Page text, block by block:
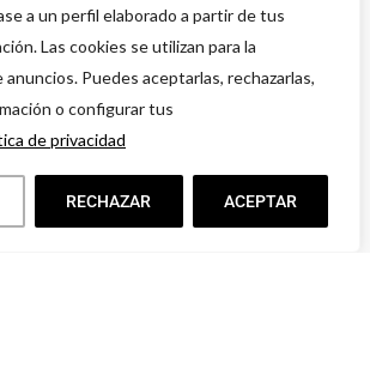
a un perfil elaborado a partir de tus
Las cookies se utilizan para la
anuncios. Puedes aceptarlas, rechazarlas,
o configurar tus
de privacidad
RECHAZAR ACEPTAR